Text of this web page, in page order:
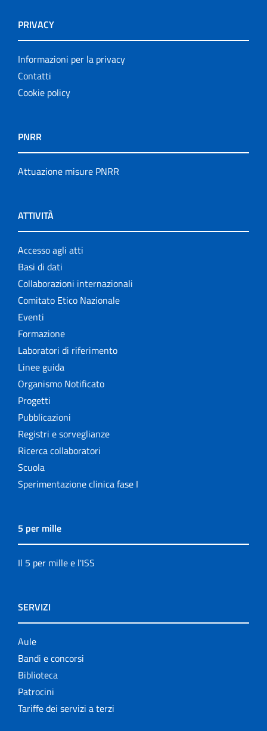
PRIVACY
Informazioni per la privacy
Contatti
Cookie policy
PNRR
Attuazione misure PNRR
ATTIVITÀ
Accesso agli atti
Basi di dati
Collaborazioni internazionali
Comitato Etico Nazionale
Eventi
Formazione
Laboratori di riferimento
Linee guida
Organismo Notificato
Progetti
Pubblicazioni
Registri e sorveglianze
Ricerca collaboratori
Scuola
Sperimentazione clinica fase I
5 per mille
Il 5 per mille e l'ISS
SERVIZI
Aule
Bandi e concorsi
Biblioteca
Patrocini
Tariffe dei servizi a terzi